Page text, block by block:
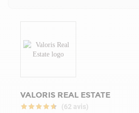
VALORIS REAL ESTATE
(62 avis)